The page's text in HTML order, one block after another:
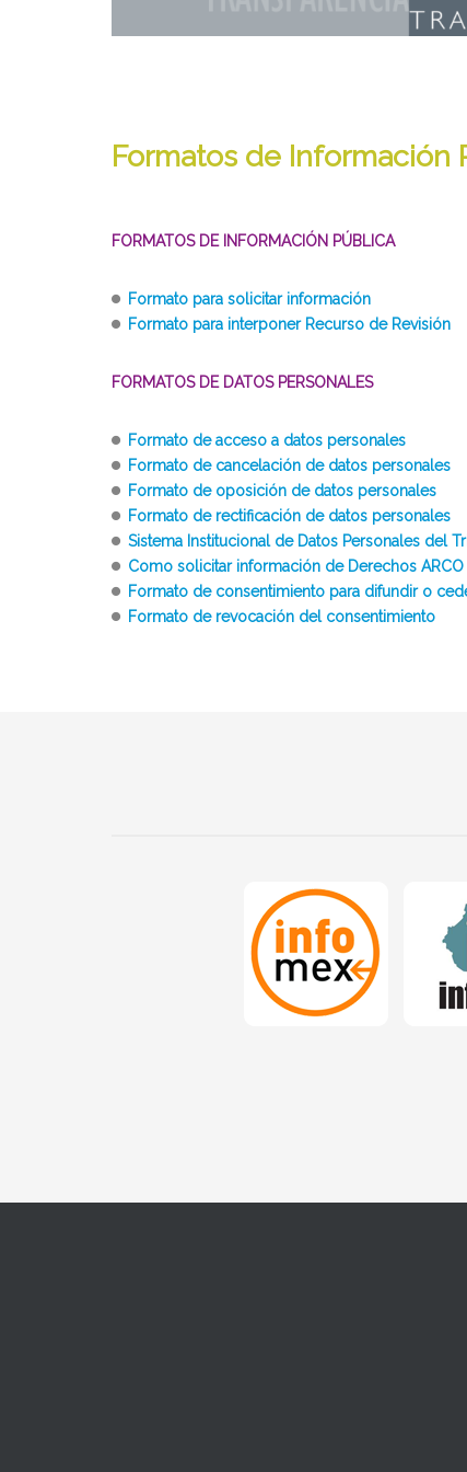
Formatos de Información
FORMATOS DE INFORMACIÓN PÚBLICA
Formato para solicitar información
Formato para interponer Recurso de Revisión
FORMATOS DE DATOS PERSONALES
Formato de acceso a datos personales
Formato de cancelación de datos personales
Formato de oposición de datos personales
Formato de rectificación de datos personales
Sistema Institucional de Datos Personales del
Como solicitar información de Derechos ARCO
Formato de consentimiento para difundir o
Formato de revocación del consentimiento